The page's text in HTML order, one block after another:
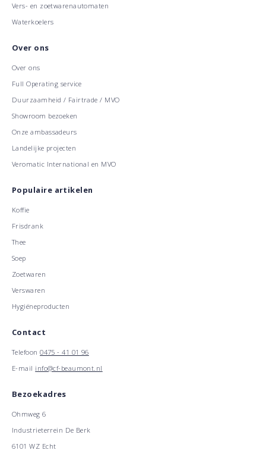
Vers- en zoetwarenautomaten
Waterkoelers
Over ons
Over ons
Full Operating service
Duurzaamheid / Fairtrade / MVO
Showroom bezoeken
Onze ambassadeurs
Landelijke projecten
Veromatic International en MVO
Populaire artikelen
Koffie
Frisdrank
Thee
Soep
Zoetwaren
Verswaren
Hygiëneproducten
Contact
Telefoon0475 - 41 01 96
E-mail info@cf-beaumont.nl
Bezoekadres
Ohmweg 6
Industrieterrein De Berk
6101 WZ Echt